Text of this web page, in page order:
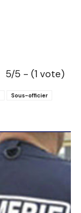
5/5 - (1 vote)
Sous-officier